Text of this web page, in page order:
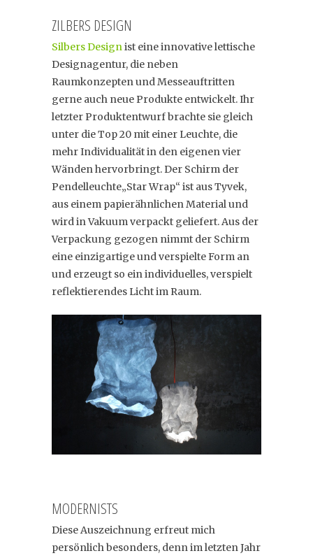
ZILBERS DESIGN
Silbers Designist eine innovative lettische
Designagentur, die neben
Raumkonzepten und Messeauftritten
gerne auch neue Produkte entwickelt. Ihr
letzter Produktentwurf brachte sie gleich
unter die Top 20 mit einer Leuchte, die
mehr Individualität in den eigenen vier
Wänden hervorbringt. Der Schirm der
Pendelleuchte„Star Wrap“ ist aus Tyvek,
aus einem papierähnlichen Material und
wird in Vakuum verpackt geliefert. Aus der
Verpackung gezogen nimmt der Schirm
eine einzigartige und verspielte Form an
und erzeugt so ein individuelles, verspielt
reflektierendes Licht im Raum.
MODERNISTS
Diese Auszeichnung erfreut mich
persönlich besonders, denn im letzten Jahr